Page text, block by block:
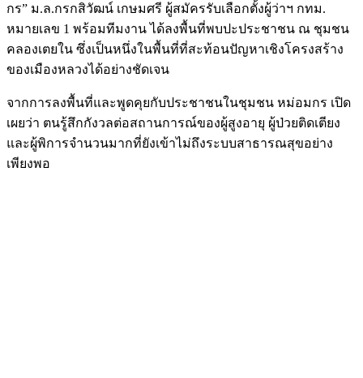
กร” ม.ล.กรกสิวัฒน์ เกษมศรี ผู้สมัครรับเลือกตั้งผู้ว่าฯ กทม.
หมายเลข 1 พร้อมทีมงาน ได้ลงพื้นที่พบปะประชาชน ณ ชุมชน
คลองเตยใน ซึ่งเป็นหนึ่งในพื้นที่ที่สะท้อนปัญหาเชิงโครงสร้าง
ของเมืองหลวงได้อย่างชัดเจน
จากการลงพื้นที่และพูดคุยกับประชาชนในชุมชน หม่อมกร เปิด
เผยว่า ตนรู้สึกกังวลต่อสถานการณ์ของผู้สูงอายุ ผู้ป่วยติดเตียง
และผู้พิการจำนวนมากที่ยังเข้าไม่ถึงระบบสาธารณสุขอย่าง
เพียงพอ